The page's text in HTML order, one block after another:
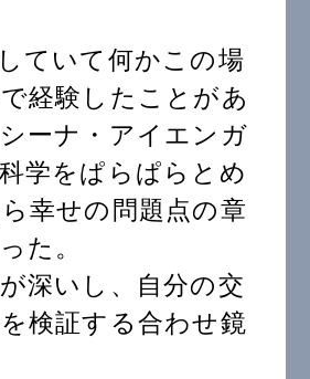
ていて何かこの場
経験したことがあ
ーナ・アイエンガ
学をぱらぱらとめ
幸せの問題点の章
た。
深いし、自分の交
検証する合わせ鏡